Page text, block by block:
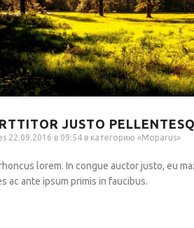
JUSTO
22.09.2016 в 09:54 в категорию «Moparus»
lorem. In congue auctor justo, eu
ac ante ipsum primis in faucibus.